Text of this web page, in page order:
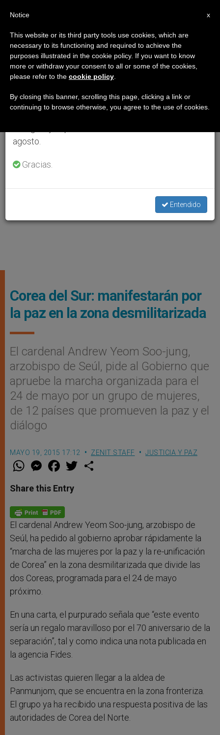
Corea del Sur: manifestarán por
la paz en la zona desmilitarizada
El cardenal Andrew Yeom Soo-jung,
arzobispo de Seúl, pide al Gobierno que
apruebe la marcha organizada para el
24 de mayo por un grupo de mujeres,
de 12 países que promueven la paz y el
diálogo
MAYO 19, 2015 17:12 ZENIT STAFF JUSTICIA Y PAZ
W
t
s
p
p
M
e
s
e
g
e
r
F
a
e
b
o
k
w
Share this Entry
El cardenal Andrew Yeom Soo-jung, arzobispo de
Seúl, ha pedido al gobierno aprobar rápidamente la
“marcha de las mujeres por la paz y la re-unificación
de Corea” en la zona desmilitarizada que divide las
dos Coreas, programada para el 24 de mayo
próximo.
En una carta, el purpurado señala que “este evento
sería un regalo maravilloso por el 70 aniversario de la
separación”, tal y como indica una nota publicada en
la agencia Fides.
Las activistas quieren llegar a la aldea de
Panmunjom, que se encuentra en la zona fronteriza.
El grupo ya ha recibido una respuesta positiva de las
autoridades de Corea del Norte.
×
Aviso importante
Del 27 de julio al 7 de agosto haremos la pausa
anual, aprovechando que en el periodo de verano
se generan menos informaciones y también el
agosto.
Gracias.
Entendido
x
Notice
This website or its third party tools use cookies, which are
necessary to its functioning and required to achieve the
purposes illustrated in the cookie policy. If you want to know
more or withdraw your consent to all or some of the cookies,
please refer to the cookie policy
By closing this banner, scrolling this page, clicking a link or
continuing to browse otherwise, you agree to the use of cookies.